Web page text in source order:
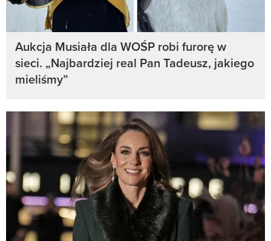
Aukcja Musiała dla WOŚP robi furorę w
sieci. „Najbardziej real Pan Tadeusz, jakiego
mieliśmy”